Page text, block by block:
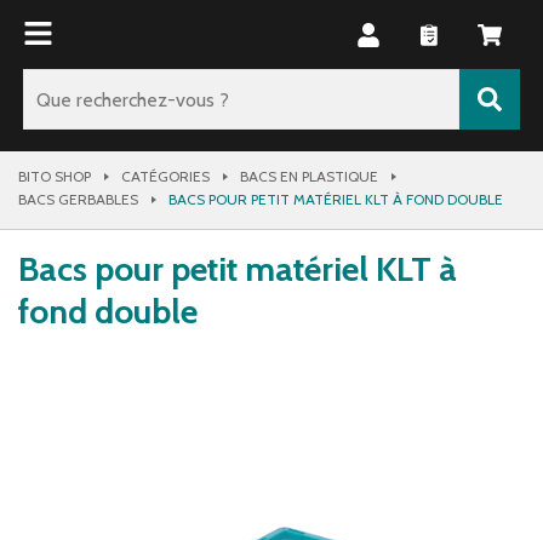
BITO SHOP CATÉGORIES
BACS EN PLASTIQUE
BACS GERBABLES
BACS POUR PETIT MATÉRIEL KLT À FOND DOUBLE
Bacs pour petit matériel KLT à
fond double